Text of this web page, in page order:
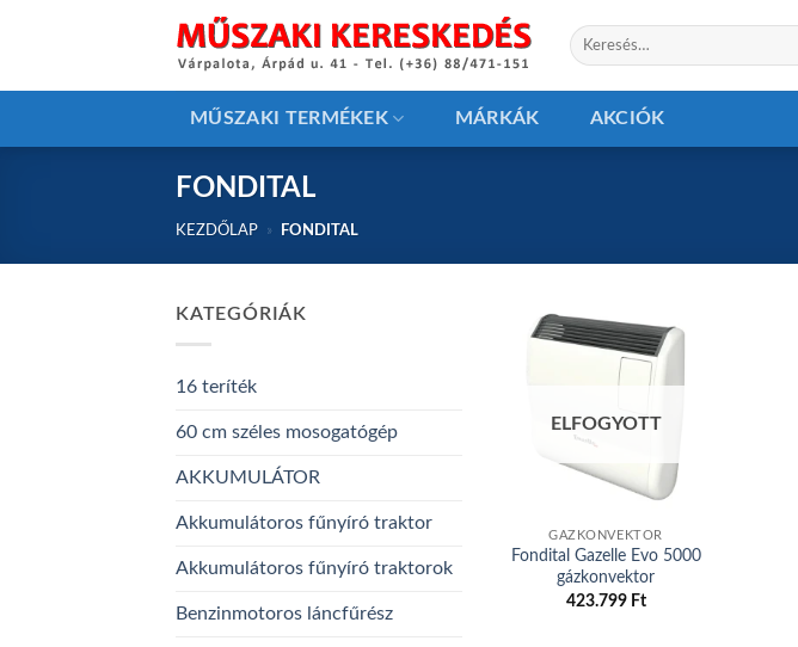
Keresés
a
MŰSZAKI TERMÉKEK MÁRKÁK AKCIÓK
FONDITAL
KEZDŐLAP » FONDITAL
KATEGÓRIÁK
16 teríték
60 cm széles mosogatógép
AKKUMULÁTOR
Akkumulátoros fűnyíró traktor
Akkumulátoros fűnyíró traktorok
Benzinmotoros láncfűrész
Add to
wishlist
ELFOGYOTT
GÁZKONVEKTOR
Fondital Gazelle Evo 5000
gázkonvektor
423.799 Ft